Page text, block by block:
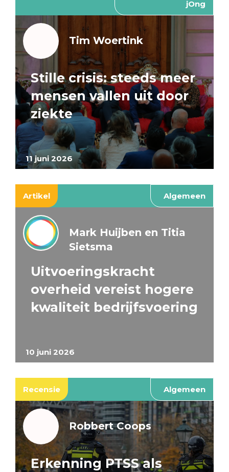
jOng
11 juni 2026
Tim Woertink
Stille crisis: steeds meer
mensen vallen uit door
ziekte
Artikel Algemeen
10 juni 2026
Mark Huijben en Titia
Sietsma
Uitvoeringskracht
overheid vereist hogere
kwaliteit bedrijfsvoering
Recensie Algemeen
Robbert Coops
Erkenning PTSS als